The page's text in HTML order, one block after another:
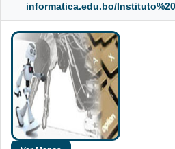
informatica.edu.bo/